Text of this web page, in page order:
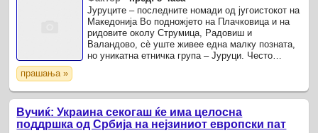
Јуруците – последните номади од југоистокот на
Македонија Во подножјето на Плачковица и на
ридовите околу Струмица, Радовиш и
Валандово, сè уште живее една малку позната,
но уникатна етничка група – Јуруци. Често
прашања »
Вучиќ: Украина секогаш ќе има целосна
поддршка од Србија на нејзиниот европски пат